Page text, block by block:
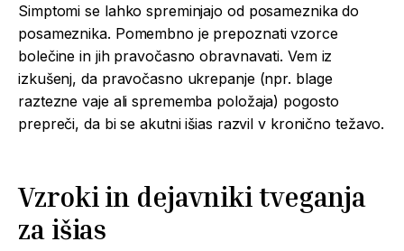
Simptomi se lahko spreminjajo od posameznika do
posameznika. Pomembno je prepoznati vzorce
bolečine in jih pravočasno obravnavati. Vem iz
izkušenj, da pravočasno ukrepanje (npr. blage
raztezne vaje ali sprememba položaja) pogosto
prepreči, da bi se akutni išias razvil v kronično težavo.
Vzroki in dejavniki tveganja
za išias